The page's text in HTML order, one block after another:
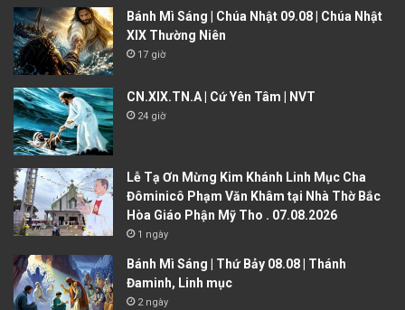
Bánh Mì Sáng | Chúa Nhật 09.08 | Chúa Nhật
XIX Thường Niên
17 giờ
CN.XIX.TN.A | Cứ Yên Tâm | NVT
24 giờ
Lễ Tạ Ơn Mừng Kim Khánh Linh Mục Cha
Đôminicô Phạm Văn Khâm tại Nhà Thờ Bắc
Hòa Giáo Phận Mỹ Tho . 07.08.2026
1 ngày
Bánh Mì Sáng | Thứ Bảy 08.08 | Thánh
Đaminh, Linh mục
2 ngày